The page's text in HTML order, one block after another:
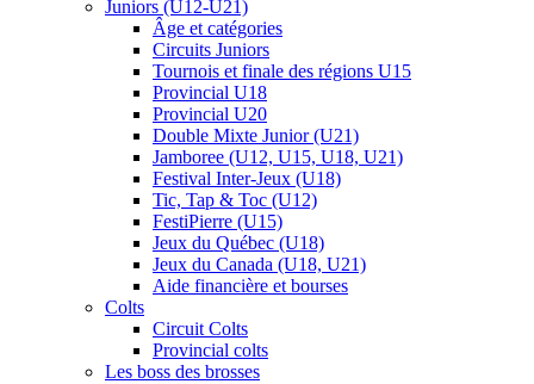
Juniors (U12-U21)
Âge et catégories
Circuits Juniors
Tournois et finale des régions U15
Provincial U18
Provincial U20
Double Mixte Junior (U21)
Jamboree (U12, U15, U18, U21)
Festival Inter-Jeux (U18)
Tic, Tap & Toc (U12)
FestiPierre (U15)
Jeux du Québec (U18)
Jeux du Canada (U18, U21)
Aide financière et bourses
Colts
Circuit Colts
Provincial colts
Les boss des brosses